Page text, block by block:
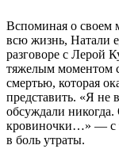
Вспоминая о своем
всю жизнь, Натали
разговоре с Лерой
тяжелым моментом
смертью, которая
представить. «Я не
обсуждали
кровиночки…» — с
в боль утраты.